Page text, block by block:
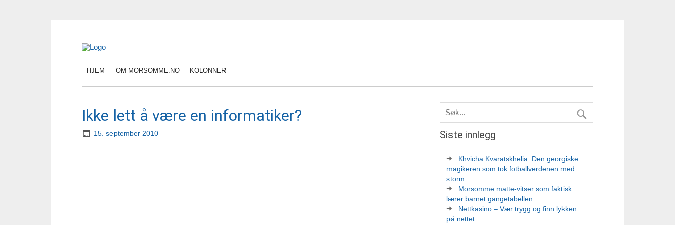
HJEM OM MORSOMME.NO KOLONNER
Ikke lett å være en informatiker?
15. september 2010 Siste innlegg
Khvicha Kvaratskhelia: Den georgiske
magikeren som tok fotballverdenen med
storm
Morsomme matte-vitser som faktisk
lærer barnet gangetabellen
Nettkasino – Vær trygg og finn lykken
på nettet